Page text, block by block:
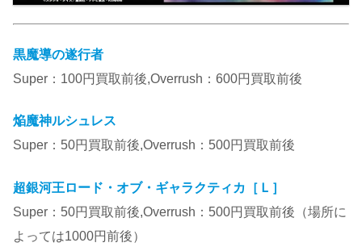
黒魔導の遂行者
Super：100円買取前後,Overrush：600円買取前後
焔魔神ルシュレス
Super：50円買取前後,Overrush：500円買取前後
超銀河王ロード・オブ・ギャラクティカ［Ｌ］
Super：50円買取前後,Overrush：500円買取前後（場所に
よっては1000円前後）